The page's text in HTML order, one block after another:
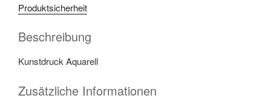
Produktsicherheit
Beschreibung
Kunstdruck Aquarell
Zusätzliche Informationen